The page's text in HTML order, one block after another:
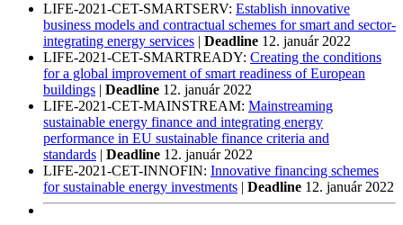
LIFE-2021-CET-SMARTSERV: Establish innovative
business models and contractual schemes for smart and sector-
integrating energy services | Deadline 12. január 2022
LIFE-2021-CET-SMARTREADY: Creating the conditions
for a global improvement of smart readiness of European
buildings | Deadline 12. január 2022
LIFE-2021-CET-MAINSTREAM: Mainstreaming
sustainable energy finance and integrating energy
performance in EU sustainable finance criteria and
standards | Deadline 12. január 2022
LIFE-2021-CET-INNOFIN: Innovative financing schemes
for sustainable energy investments | Deadline 12. január 2022